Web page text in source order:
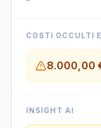
COSTI OCCULTI
8.000,00
INSIGHT AI